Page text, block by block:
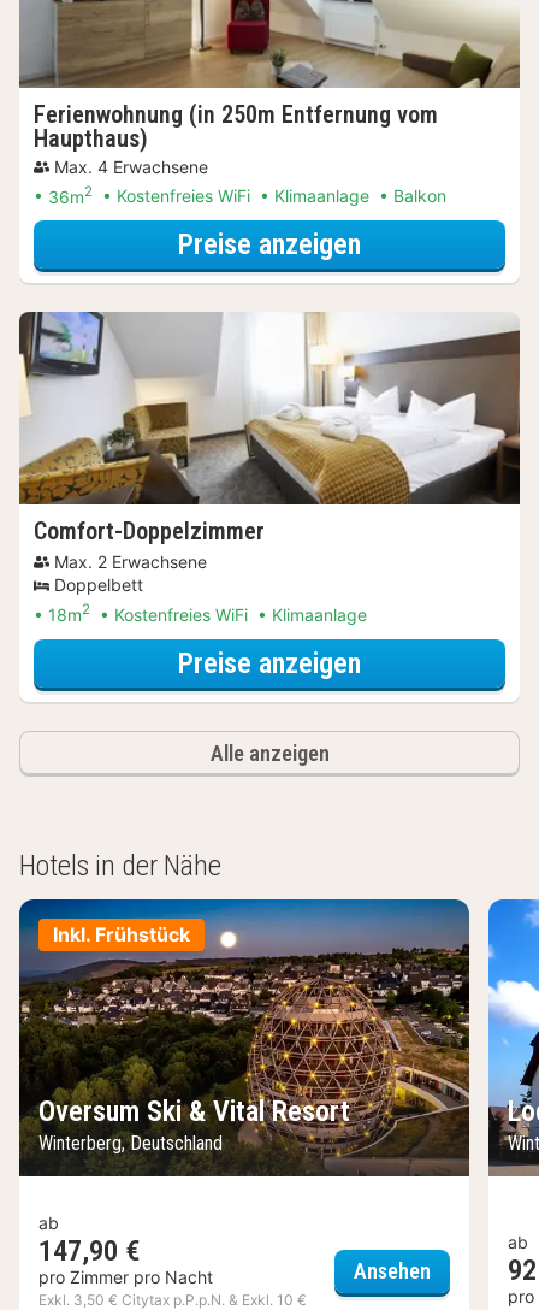
Ferienwohnung (in 250m Entfernung vom
Haupthaus)
Max. 4 Erwachsene
36m2 Kostenfreies WiFi Klimaanlage Balkon
Preise anzeigen
Comfort-Doppelzimmer
Max. 2 Erwachsene
Doppelbett
18m2 Kostenfreies WiFi Klimaanlage
Preise anzeigen
Alle anzeigen
Hotels in der Nähe
Inkl. Frühstück
Oversum Ski & Vital Resort
Winterberg, Deutschland
ab
147,90 €
pro Zimmer pro Nacht
Exkl. 3,50 € Citytax p.P.p.N. & Exkl. 10 €
Ansehen Oversum
ab
pro